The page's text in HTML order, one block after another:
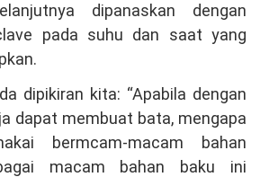
dipanaskan dengan
pada suhu dan saat yang
dipikiran kita: “Apabila dengan
dapat membuat bata, mengapa
bermcam-macam bahan
macam bahan baku ini